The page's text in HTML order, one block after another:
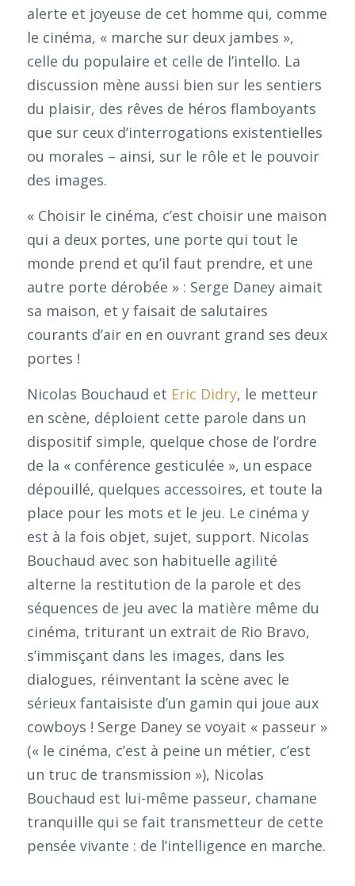
alerte et joyeuse de cet homme qui, comme
le cinéma, « marche sur deux jambes »,
celle du populaire et celle de l’intello. La
discussion mène aussi bien sur les sentiers
du plaisir, des rêves de héros flamboyants
que sur ceux d’interrogations existentielles
ou morales – ainsi, sur le rôle et le pouvoir
des images.
« Choisir le cinéma, c’est choisir une maison
qui a deux portes, une porte qui tout le
monde prend et qu’il faut prendre, et une
autre porte dérobée » : Serge Daney aimait
sa maison, et y faisait de salutaires
courants d’air en en ouvrant grand ses deux
portes !
Nicolas Bouchaud et Eric Didry, le metteur
en scène, déploient cette parole dans un
dispositif simple, quelque chose de l’ordre
de la « conférence gesticulée », un espace
dépouillé, quelques accessoires, et toute la
place pour les mots et le jeu. Le cinéma y
est à la fois objet, sujet, support. Nicolas
Bouchaud avec son habituelle agilité
alterne la restitution de la parole et des
séquences de jeu avec la matière même du
cinéma, triturant un extrait de Rio Bravo,
s’immisçant dans les images, dans les
dialogues, réinventant la scène avec le
sérieux fantaisiste d’un gamin qui joue aux
cowboys ! Serge Daney se voyait « passeur »
(« le cinéma, c’est à peine un métier, c’est
un truc de transmission »), Nicolas
Bouchaud est lui-même passeur, chamane
tranquille qui se fait transmetteur de cette
pensée vivante : de l’intelligence en marche.